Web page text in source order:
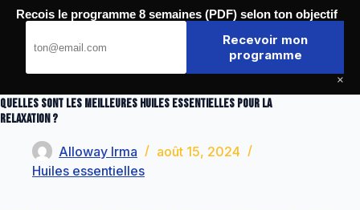
Passer
Quelles sont les meilleures huiles essentielles pour la
relaxation ?
Alloway Irma
août 15, 2024
Huiles essentielles
Recois le programme 8 semaines (PDF) selon ton objectif
Recevoir mon
programme
×